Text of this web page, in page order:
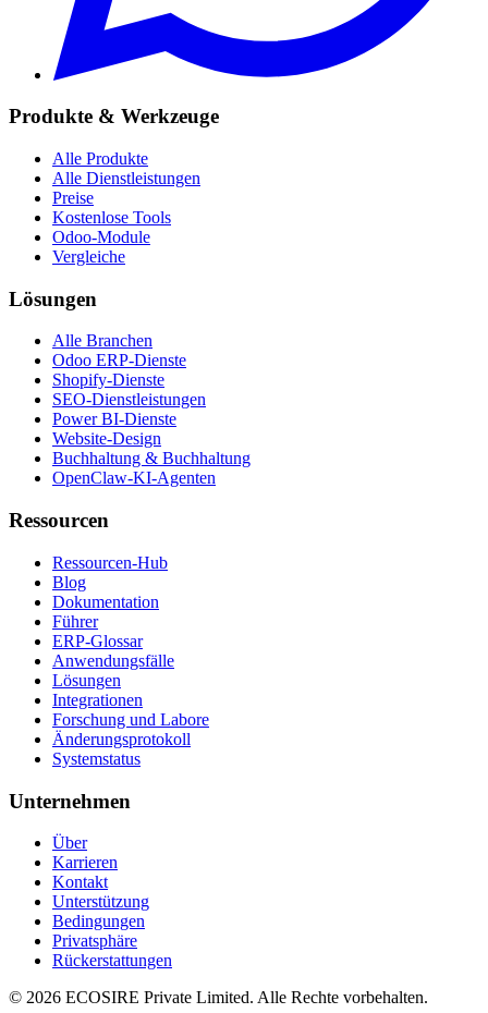
Produkte & Werkzeuge
Alle Produkte
Alle Dienstleistungen
Preise
Kostenlose Tools
Odoo-Module
Vergleiche
Lösungen
Alle Branchen
Odoo ERP-Dienste
Shopify-Dienste
SEO-Dienstleistungen
Power BI-Dienste
Website-Design
Buchhaltung & Buchhaltung
OpenClaw-KI-Agenten
Ressourcen
Ressourcen-Hub
Blog
Dokumentation
Führer
ERP-Glossar
Anwendungsfälle
Lösungen
Integrationen
Forschung und Labore
Änderungsprotokoll
Systemstatus
Unternehmen
Über
Karrieren
Kontakt
Unterstützung
Bedingungen
Privatsphäre
Rückerstattungen
© 2026 ECOSIRE Private Limited. Alle Rechte vorbehalten.